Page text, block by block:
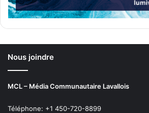
centre-ville de Laval pour les
Nous joindre
MCL – Média Communautaire Lavallois
Téléphone: +1 450-720-8899